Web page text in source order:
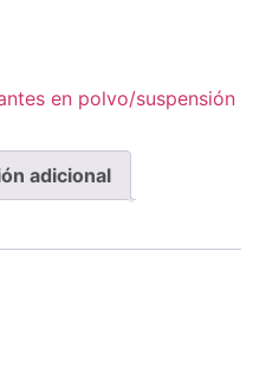
en polvo/suspensión
adicional